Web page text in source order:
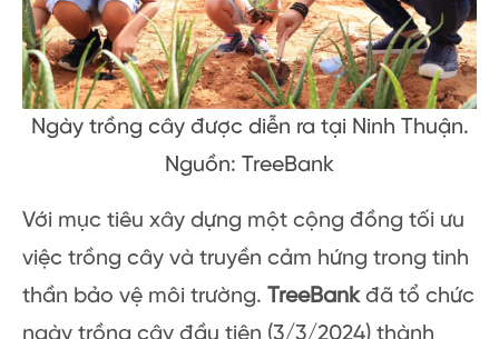
Ngày trồng cây được diễn ra tại Ninh Thuận.
Nguồn: TreeBank
Với mục tiêu xây dựng một cộng đồng tối ưu
việc trồng cây và truyền cảm hứng trong tinh
thần bảo vệ môi trường. TreeBankđã tổ chức
ngày trồng cây đầu tiên (3/3/2024) thành